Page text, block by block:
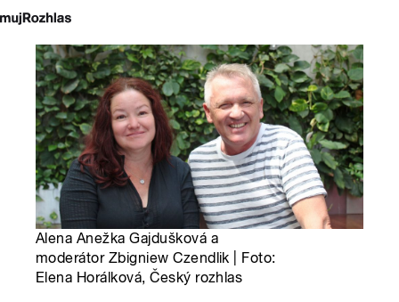
Alena Anežka Gajdušková a
moderátor Zbigniew Czendlik | Foto:
Elena Horálková, Český rozhlas